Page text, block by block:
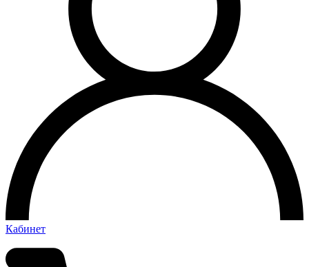
Кабинет